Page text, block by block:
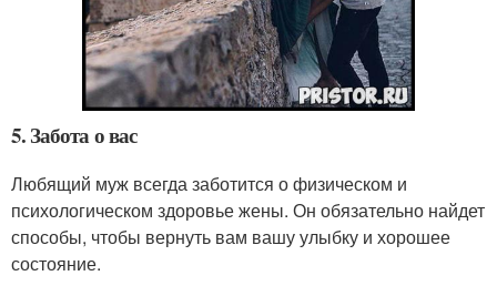
5. Забота о вас
Любящий муж всегда заботится о физическом и
психологическом здоровье жены. Он обязательно найдет
способы, чтобы вернуть вам вашу улыбку и хорошее
состояние.